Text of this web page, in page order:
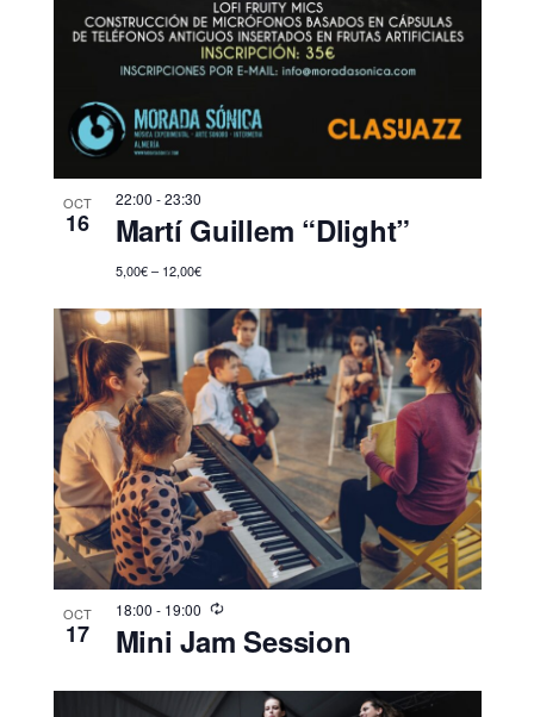
OCT
16
22:00 -23:30
Martí Guillem “Dlight”
5,00€ – 12,00€
OCT
17
18:00 - 19:00
Mini Jam Session